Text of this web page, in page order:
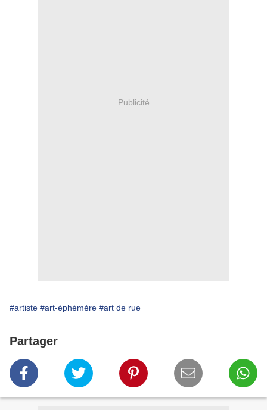
Publicité
#artiste #art-éphémère #art de rue
Partager